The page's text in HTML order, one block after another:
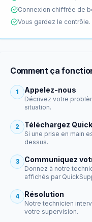
Connexion chiffrée de
Vous gardez le
Comment ça
1 Appelez-nous
Décrivez votre
situation.
2 Téléchargez
Si une prise en main
dessus.
3 Communiquez
Donnez à notre
affichés par
4 Résolution
Notre technicien
votre supervision.